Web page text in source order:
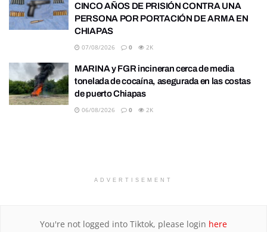
CINCO AÑOS DE PRISIÓN CONTRA UNA
PERSONA POR PORTACIÓN DE ARMA EN
CHIAPAS
07/08/2026 0 2K
MARINA y FGR incineran cerca de media
tonelada de cocaína, asegurada en las costas
de puerto Chiapas
06/08/2026 0 2K
ADVERTISEMENT
You're not logged into Tiktok, please login here